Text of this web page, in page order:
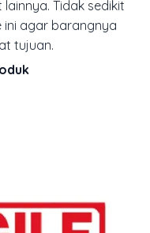
Tidak sedikit
ini agar barangnya
tujuan.